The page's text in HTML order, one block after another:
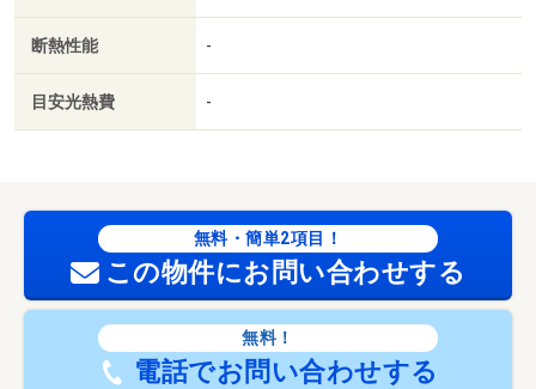
断熱性能 -
目安光熱費 -
無料・簡単2項目！
この物件にお問い合わせする
無料！
電話でお問い合わせする